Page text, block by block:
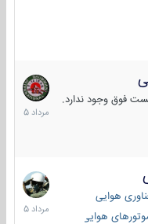
فوق وجود ندارد.
7
مرداد
1405
هوایی
هوایی
2
مرداد
1405